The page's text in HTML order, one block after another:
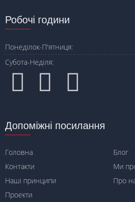
Робочі години
Понеділок-П'ятниця:
Субота-Неділя:
Допоміжні посилання
Головна
Блог
Контакти
Ми
Наші принципи
Про
Проекти